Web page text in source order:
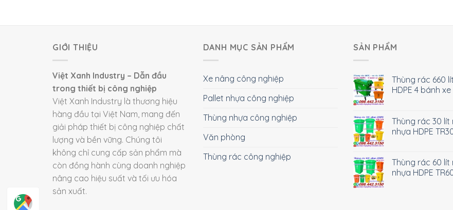
GIỚI THIỆU
Việt Xanh Industry – Dẫn đầu
trong thiết bị công nghiệp
Việt Xanh Industry là thương hiệu
hàng đầu tại Việt Nam, mang đến
giải pháp thiết bị công nghiệp chất
lượng và bền vững. Chúng tôi
không chỉ cung cấp sản phẩm mà
còn đồng hành cùng doanh nghiệp
nâng cao hiệu suất và tối ưu hóa
sản xuất.
DANH MỤC SẢN PHẨM
Xe nâng công nghiệp
Pallet nhựa công nghiệp
Thùng nhựa công nghiệp
Văn phòng
Thùng rác công nghiệp
SẢN PHẨM
Thùng rác 660
HDPE 4 bánh xe
Thùng rác 30 lít
nhựa HDPE
Thùng rác 60 lít
nhựa HDPE